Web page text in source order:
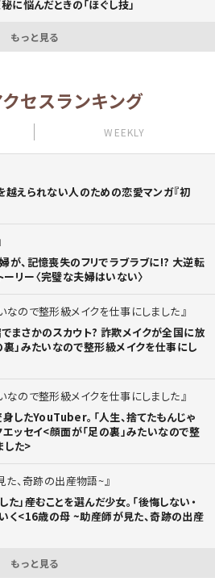
に悩んだときの「ほぐし技」
もっと見る
セスランキング
WEEKLY
越えられない人のための恋愛マンガ『初
が、記憶喪失のフリでラブラブに!? 大逆転
リー〈完璧な夫婦はいない〉
なので整形級メイクを仕事にしました
でまさかのスカウト? 詐欺メイクが全国に放
」みたいなので整形級メイクを仕事にし
なので整形級メイクを仕事にしました
身したYouTuber。「人生、捨てたもんじゃ
エッセイ<顔面が「足の裏」みたいなので整
した>
、奇跡の出産物語~
」――産むことを選んだ少女。「後悔しない・
く<16歳の母 ~助産師が見た、奇跡の出産
もっと見る